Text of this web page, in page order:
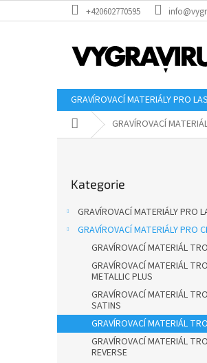
na
+420602770595
GRAVÍROVACÍ MATERIÁLY PRO
Domů GRAVÍROVACÍ
n
kategorie
Kategorie
GRAVÍROVACÍ MATERIÁLY PRO
GRAVÍROVACÍ MATERIÁLY PRO
GRAVÍROVACÍ MATERIÁL
GRAVÍROVACÍ MATERIÁL
METALLIC PLUS
GRAVÍROVACÍ MATERIÁL
SATINS
GRAVÍROVACÍ MATERIÁL
GRAVÍROVACÍ MATERIÁL
REVERSE